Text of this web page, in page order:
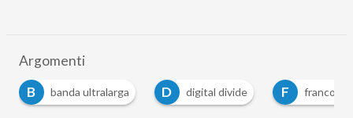
Argomenti
B
banda ultralarga D digital divide F franco